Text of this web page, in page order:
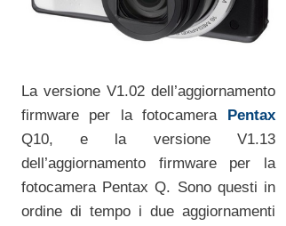
La versione V1.02 dell’aggiornamento
firmware per la fotocamera
Pentax
Q10, e la versione V1.13
dell’aggiornamento firmware per la
fotocamera Pentax Q. Sono questi in
ordine di tempo i due aggiornamenti